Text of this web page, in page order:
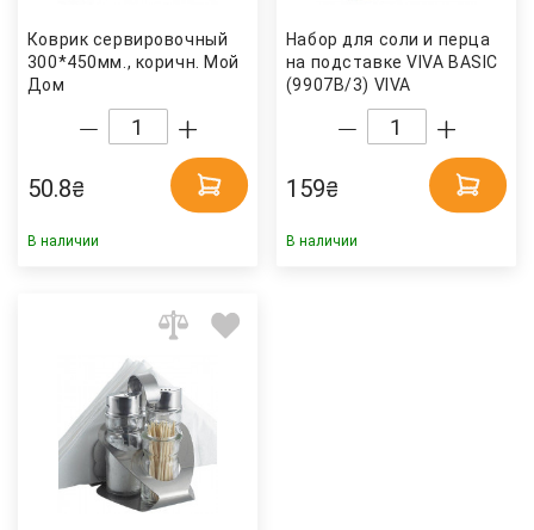
Коврик сервировочный
300*450мм., коричн. Мой
Дом
50.8₴
В наличии
Набор для соли и перца
на подставке VIVA BASIC
(9907B/3) VIVA
159₴
В наличии